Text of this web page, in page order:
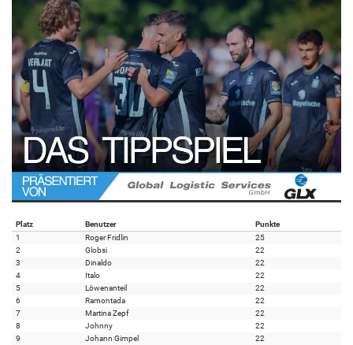
Platz Benutzer
Punkte
1
Roger Fridlin
25
2
Globsi
22
3
Dinaldo
22
4
Italo
22
5
Löwenanteil
22
6
Ramontada
22
7
Martina Zepf
22
8
Johnny
22
9
Johann Gimpel
22